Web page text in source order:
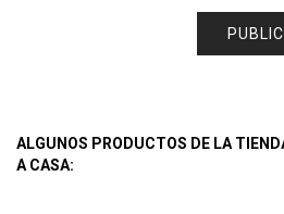
ALGUNOS PRODUCTOS DE LA
A CASA: